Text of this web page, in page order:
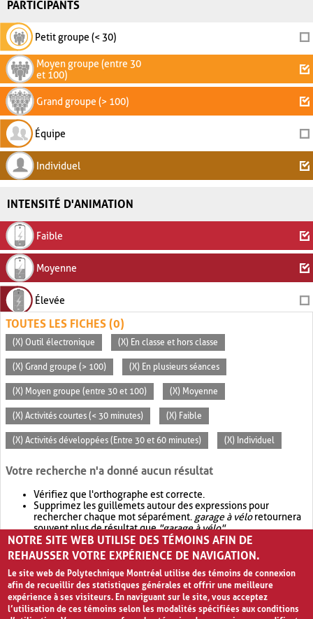
PARTICIPANTS
Petit groupe (< 30)
Moyen groupe (entre 30
et 100)
Grand groupe (> 100)
Équipe
Individuel
INTENSITÉ D'ANIMATION
Faible
Moyenne
Élevée
TOUTES LES FICHES (0)
(X) Outil électronique (X) En classe et hors classe
(X) Grand groupe (> 100) (X) En plusieurs séances
(X) Moyen groupe (entre 30 et 100) (X) Moyenne
(X) Activités courtes (< 30 minutes) (X) Faible
(X) Activités développées (Entre 30 et 60 minutes) (X) Individuel
Votre recherche n'a donné aucun résultat
Vérifiez que l'orthographe est correcte.
Supprimez les guillemets autour des expressions pour
rechercher chaque mot séparément. garage à véloretournera
souvent plus de résultat que"garage à vélo".
Envisagez d'élargir votre recherche avec OR.garage OR vélo
retournera souvent plus de résultat quegarage à vélo
NOTRE SITE WEB UTILISE DES TÉMOINS AFIN DE
REHAUSSER VOTRE EXPÉRIENCE DE NAVIGATION.
Le site web de Polytechnique Montréal utilise des témoins de connexion
afin de recueillir des statistiques générales et offrir une meilleure
expérience à ses visiteurs. En naviguant sur le site, vous acceptez
l’utilisation de ces témoins selon les modalités spécifiées aux conditions